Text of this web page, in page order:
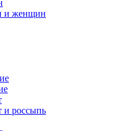
и женщин
и россыпь